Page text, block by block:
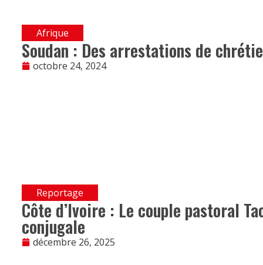
Afrique
Soudan : Des arrestations de
octobre 24, 2024
Reportage
Côte d’Ivoire : Le couple pastoral
conjugale
décembre 26, 2025